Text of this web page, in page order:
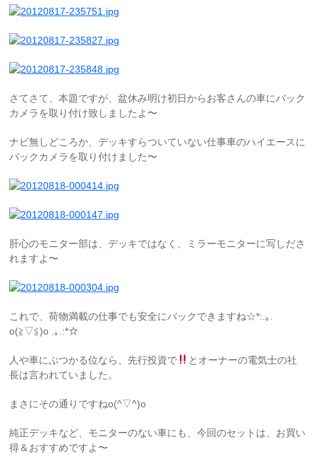
さてさて、本題ですが、盆休み明け初日からお客さんの車にバック
カメラを取り付け致しましたよ〜
ナビ無しどころか、デッキすらついていない仕事車のハイエースに
バックカメラを取り付けました〜
肝心のモニター部は、デッキではなく、ミラーモニターに写しださ
れますよ〜
これで、荷物満載の仕事でも安全にバックできますね☆*:.｡.
o(≧▽≦)o .｡.:*☆
人や車にぶつかる位なら、先行投資で
とオーナーの電気士の社
長は言われていました。
まさにその通りですねo(^▽^)o
純正デッキなど、モニターのない車にも、今回のセットは、お買い
得＆おすすめですよ〜